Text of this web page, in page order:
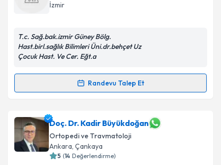
Kişisel verilerimin işlenmesine ilişkin
Metni'ni okudum ve kişisel verilerimin belirtilen
kapsamda işlenmesini kabul ediyorum.
Takvim Talebini Gönder
İzmir
T.c. Sağ.bak.izmir Güney Bölg.
Hast.birl.sağlık Bilimleri Üni.dr.behçet Uz
Çocuk Hast. Ve Cer. Eğt.a
Randevu Talep Et
Randevu Takvimi Talebi
Dr. Hakan Vuruşkaneriçin randevu takvimi talebi
oluşturun. Size bu uzmandan randevu almanız için bir
takvim hazırlandığında e-posta ile bilgilendireceğiz.
E-posta Adresiniz
Doç. Dr. Kadir Büyükdoğan
Ortopedi ve Travmatoloji
Ankara, Çankaya
5 (14 Değerlendirme)